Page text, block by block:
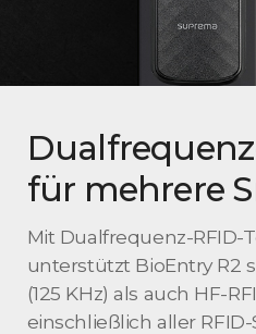
für mehrere
Mit Dualfrequenz-RFID-
unterstützt BioEntry R2
(125 KHz) als auch HF-
einschließlich aller